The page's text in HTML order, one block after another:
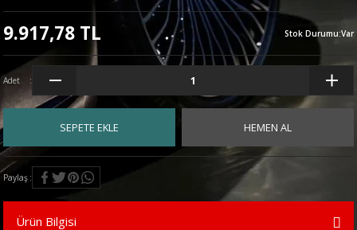
9.917,78 TL Stok Durumu:Var
Adet
SEPETE EKLE HEMEN AL
Paylaş
Ürün Bilgisi